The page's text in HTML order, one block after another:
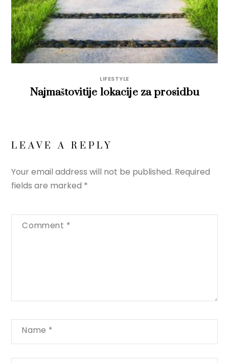
LIFESTYLE
Najmaštovitije lokacije za prosidbu
LEAVE A REPLY
Your email address will not be published. Required
fields are marked *
Comment *
Name *